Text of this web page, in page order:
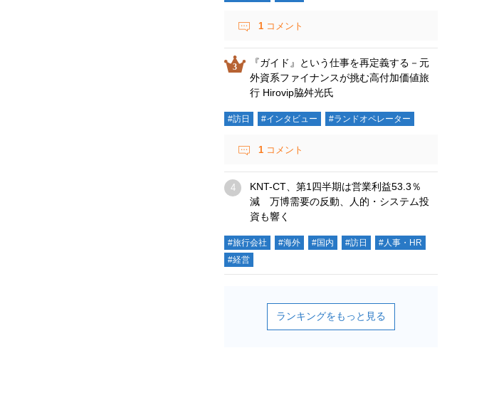
1 コメント
『ガイド』という仕事を再定義する－元
外資系ファイナンスが挑む高付加価値旅
行 Hirovip脇舛光氏
#訪日 #インタビュー #ランドオペレーター
1 コメント
KNT-CT、第1四半期は営業利益53.3％
減 万博需要の反動、人的・システム投
資も響く
#旅行会社 #海外 #国内 #訪日
#人事・HR
#経営